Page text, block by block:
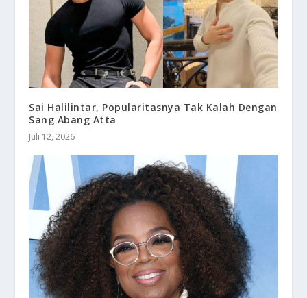
Sai Halilintar, Popularitasnya Tak Kalah Dengan
Sang Abang Atta
Juli 12, 2026